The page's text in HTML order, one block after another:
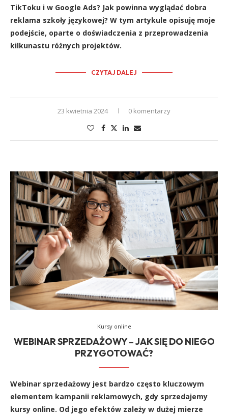
TikToku i w Google Ads? Jak powinna wyglądać dobra
reklama szkoły językowej? W tym artykule opisuję moje
podejście, oparte o doświadczenia z przeprowadzenia
kilkunastu różnych projektów.
CZYTAJ DALEJ
23 kwietnia 2024 0 komentarzy
Kursy online
WEBINAR SPRZEDAŻOWY – JAK SIĘ DO NIEGO
PRZYGOTOWAĆ?
Webinar sprzedażowy jest bardzo często kluczowym
elementem kampanii reklamowych, gdy sprzedajemy
kursy online. Od jego efektów zależy w dużej mierze